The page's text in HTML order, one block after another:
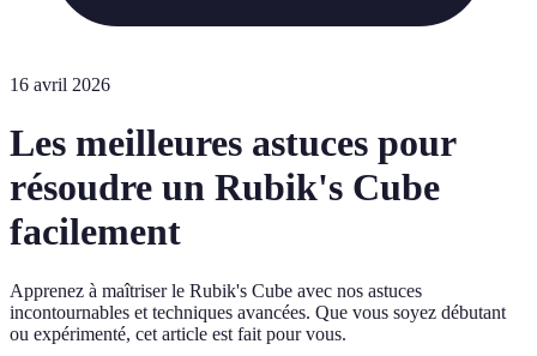
16 avril 2026
Les meilleures astuces pour
résoudre un Rubik's Cube
facilement
Apprenez à maîtriser le Rubik's Cube avec nos astuces
incontournables et techniques avancées. Que vous soyez débutant
ou expérimenté, cet article est fait pour vous.